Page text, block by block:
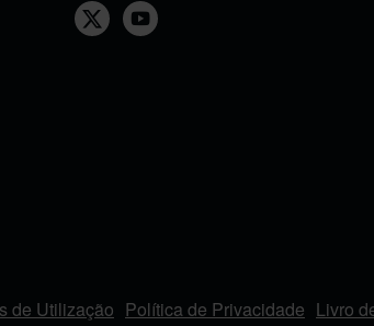
de Utilização Política de Privacidade Livro